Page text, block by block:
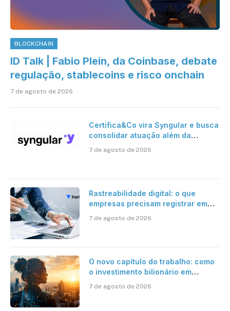
BLOCKCHAIN
ID Talk | Fabio Plein, da Coinbase, debate
regulação, stablecoins e risco onchain
7 de agosto de 2026
Certifica&Co vira Syngular e busca
consolidar atuação além da
7 de agosto de 2026
Rastreabilidade digital: o que
empresas precisam registrar em
7 de agosto de 2026
O novo capítulo do trabalho: como
o investimento bilionário em
verdadeira era da inteligência
7 de agosto de 2026